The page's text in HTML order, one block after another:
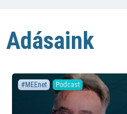
Adásaink
#MEEnet Podcast